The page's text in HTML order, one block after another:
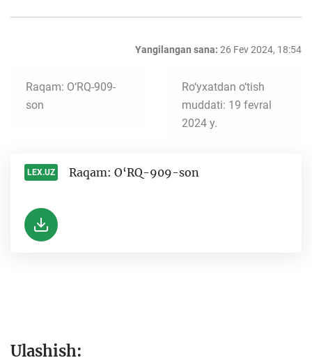
Yangilangan sana: 26 Fev 2024, 18:54
Raqam: O‘RQ-909-
son
Ro‘yxatdan o‘tish
muddati: 19 fevral
2024 y.
LEX.UZ Raqam: O‘RQ-909-son
Ulashish: